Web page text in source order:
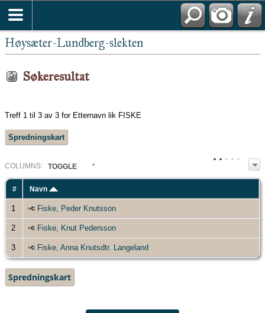
Høysæter-Lundberg-slekten
Søkeresultat
Treff 1 til 3 av 3 for Etternavn lik FISKE
Spredningskart
COLUMN S: TOGGLE
# Navn
1 Fiske, Peder Knutsson
2 Fiske, Knut Pedersson
3 Fiske, Anna Knutsdtr. Langeland
Spredningskart